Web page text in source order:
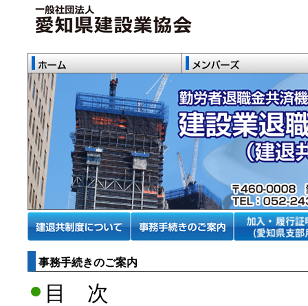
事務手続きのご案内
目 次